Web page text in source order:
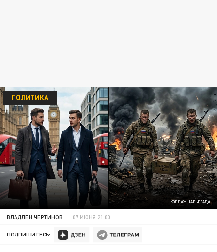
КОЛЛАЖ ЦАРЬГРАДА
ПОЛИТИКА
ВЛАДЛЕН ЧЕРТИНОВ 07 ИЮНЯ 21:00
ПОДПИШИТЕСЬ: